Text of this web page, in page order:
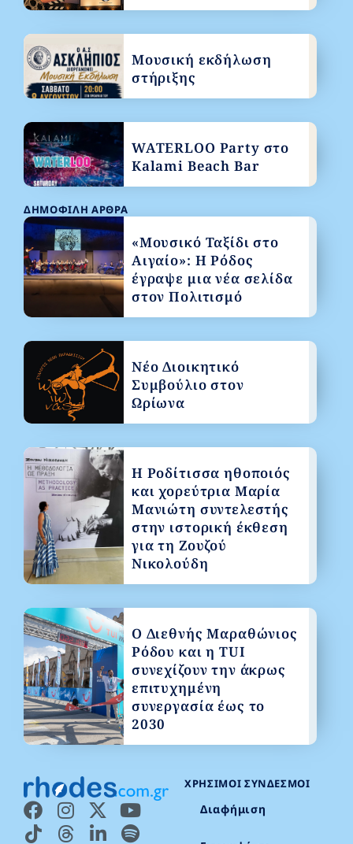
ΧΡΉΣΙΜΟΙ ΣΎΝΔΕΣΜΟΙ
Διαφήμιση
ΔΗΜΟΦΙΛΉ ΆΡΘΡΑ
«Μουσικό Ταξίδι στο
Αιγαίο»: Η Ρόδος
έγραψε μια νέα σελίδα
στον Πολιτισμό
Νέο Διοικητικό
Συμβούλιο στον
Ωρίωνα
Η Ροδίτισσα ηθοποιός
και χορεύτρια Μαρία
Μανιώτη συντελεστής
στην ιστορική έκθεση
για τη Ζουζού
Νικολούδη
Ο Διεθνής Μαραθώνιος
Ρόδου και η TUI
συνεχίζουν την άκρως
επιτυχημένη
συνεργασία έως το
2030
Μουσική εκδήλωση
στήριξης
WATERLOO Party στο
Kalami Beach Bar